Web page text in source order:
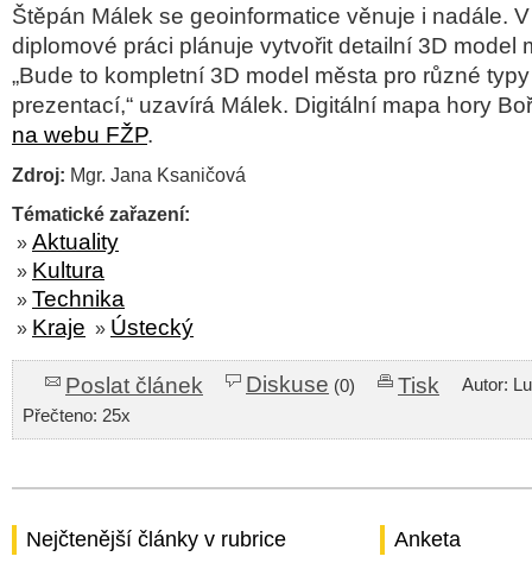
Štěpán Málek se geoinformatice věnuje i nadále.
diplomové práci plánuje vytvořit detailní 3D model
„Bude to kompletní 3D model města pro různé
prezentací,“ uzavírá Málek. Digitální mapa hory
na webu FŽP.
Zdroj: Mgr. Jana Ksaničová
Tématické zařazení:
» Aktuality
» Kultura
» Technika
» Kraje » Ústecký
Poslat článek Diskuse (0) Tisk
Autor:
Přečteno: 25x
Nejčtenější články v rubrice Anketa